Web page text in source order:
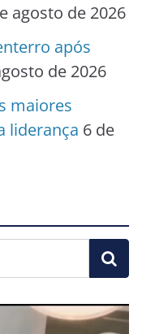
agosto de 2026
após
de 2026
maiores
liderança 6 de